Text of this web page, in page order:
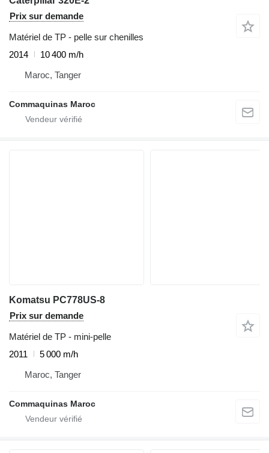
Prix sur demande
Matériel de TP - pelle sur chenilles
2014
10 400 m/h
Maroc, Tanger
Commaquinas Maroc
Komatsu PC778US-8
Prix sur demande
Matériel de TP - mini-pelle
2011
5 000 m/h
Maroc, Tanger
Commaquinas Maroc